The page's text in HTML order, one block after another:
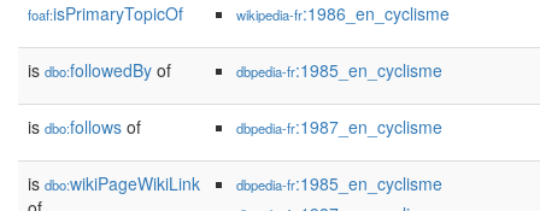
foaf:isPrimaryTopicOf wikipedia-fr:1986_en_cyclisme
is dbo:followedBy of dbpedia-fr:1985_en_cyclisme
is dbo:follows of dbpedia-fr:1987_en_cyclisme
is dbo:wikiPageWikiLink
dbpedia-fr:1985_en_cyclisme